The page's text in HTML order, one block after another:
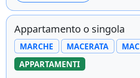
Appartamento o singola
MARCHE MACERATA
APPARTAMENTI